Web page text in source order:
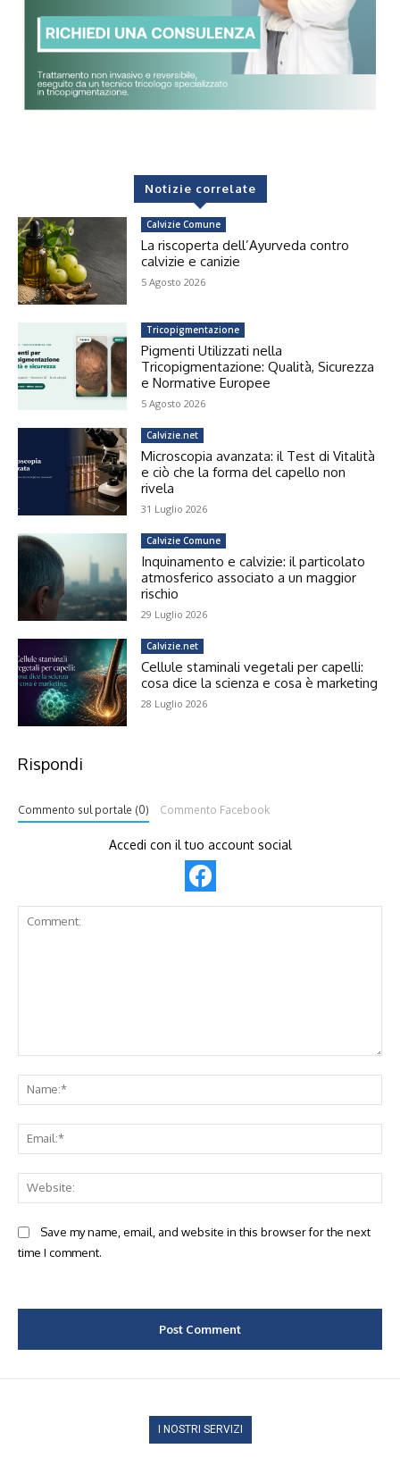
Notizie correlate
Calvizie Comune
La riscoperta dell’Ayurveda contro
calvizie e canizie
5 Agosto 2026
Tricopigmentazione
Pigmenti Utilizzati nella
Tricopigmentazione: Qualità, Sicurezza
e Normative Europee
5 Agosto 2026
Calvizie.net
Microscopia avanzata: il Test di Vitalità
e ciò che la forma del capello non
rivela
31 Luglio 2026
Calvizie Comune
Inquinamento e calvizie: il particolato
atmosferico associato a un maggior
rischio
29 Luglio 2026
Calvizie.net
Cellule staminali vegetali per capelli:
cosa dice la scienza e cosa è marketing
28 Luglio 2026
Rispondi
Commento sul portale (0) Commento Facebook
Accedi con il tuo account social
Save my name, email, and website in this browser for the next
time I comment.
I NOSTRI SERVIZI